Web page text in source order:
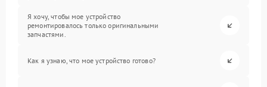
Я хочу, чтобы мое устройство
ремонтировалось только оригинальными
запчастями.
Как я узнаю, что мое устройство готово?